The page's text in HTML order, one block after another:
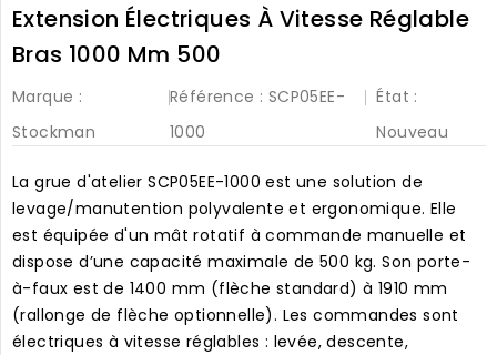
Extension Électriques À Vitesse Réglable
Bras 1000 Mm 500
Marque :
Stockman
Référence : SCP05EE-
1000
État :
Nouveau
La grue d'atelier SCP05EE-1000 est une solution de
levage/manutention polyvalente et ergonomique. Elle
est équipée d'un mât rotatif à commande manuelle et
dispose d’une capacité maximale de 500 kg. Son porte-
à-faux est de 1400 mm (flèche standard) à 1910 mm
(rallonge de flèche optionnelle). Les commandes sont
électriques à vitesse réglables : levée, descente,